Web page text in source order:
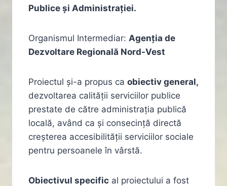
Publice și Administrației.
Organismul Intermediar: Agenţia de
Dezvoltare Regională Nord-Vest
Proiectul și-a propus ca obiectiv general,
dezvoltarea calității serviciilor publice
prestate de către administrația publică
locală, având ca și consecință directă
creșterea accesibilității serviciilor sociale
pentru persoanele în vârstă.
Obiectivul specific al proiectului a fost